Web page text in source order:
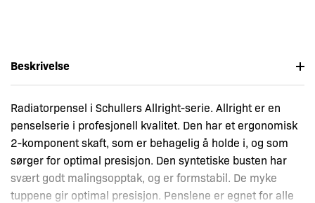
Beskrivelse
Radiatorpensel i Schullers Allright-serie. Allright er en
penselserie i profesjonell kvalitet. Den har et ergonomisk
2-komponent skaft, som er behagelig å holde i, og som
sørger for optimal presisjon. Den syntetiske busten har
svært godt malingsopptak, og er formstabil. De myke
tuppene gir optimal presisjon. Penslene er egnet for alle